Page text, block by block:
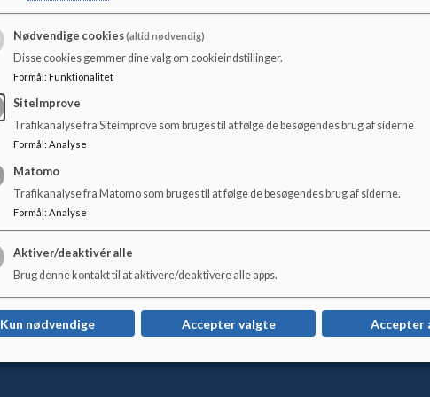
►Se ferieplanerne for skolen
Nødvendige cookies(altid nødvendig)
Disse cookies gemmer dine valg om cookieindstillinger.
Formål: Funktionalitet
SiteImprove
Trafikanalyse fra Siteimprove som bruges til at følge de besøgendes brug af siderne
Formål : Analyse
Matomo
Trafikanalyse fra Matomo som bruges til at følge de besøgendes brug af siderne.
Formål : Analyse
Aktiver/deaktivér alle
Brug denne kontakt til at aktivere/deaktivere alle apps.
Kun nødvendige Accepter valgte Accepter